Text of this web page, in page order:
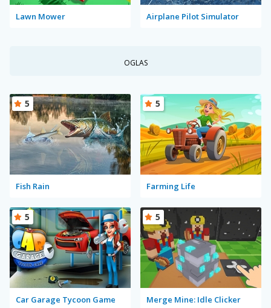
Lawn Mower Airplane Pilot Simulator
OGLAS
Fish Rain
5
Farming Life
5
Car Garage Tycoon Game
5
Merge Mine: Idle Clicker
5